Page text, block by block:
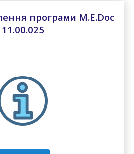
програми M.E.Doc
11.00.025